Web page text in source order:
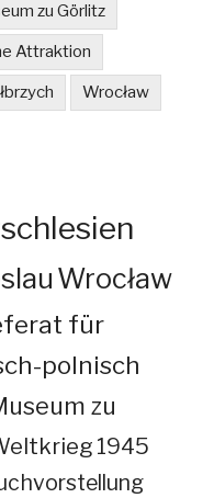
zu Görlitz
Attraktion
Wrocław
Wrocław
für
polnisch
zu
1945